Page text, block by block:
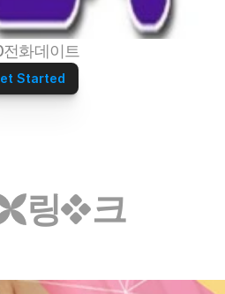
화데이트
Started
링 크